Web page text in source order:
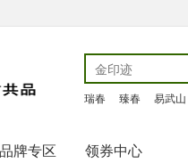
瑞春 臻春 易武山
品牌专区 领券中心